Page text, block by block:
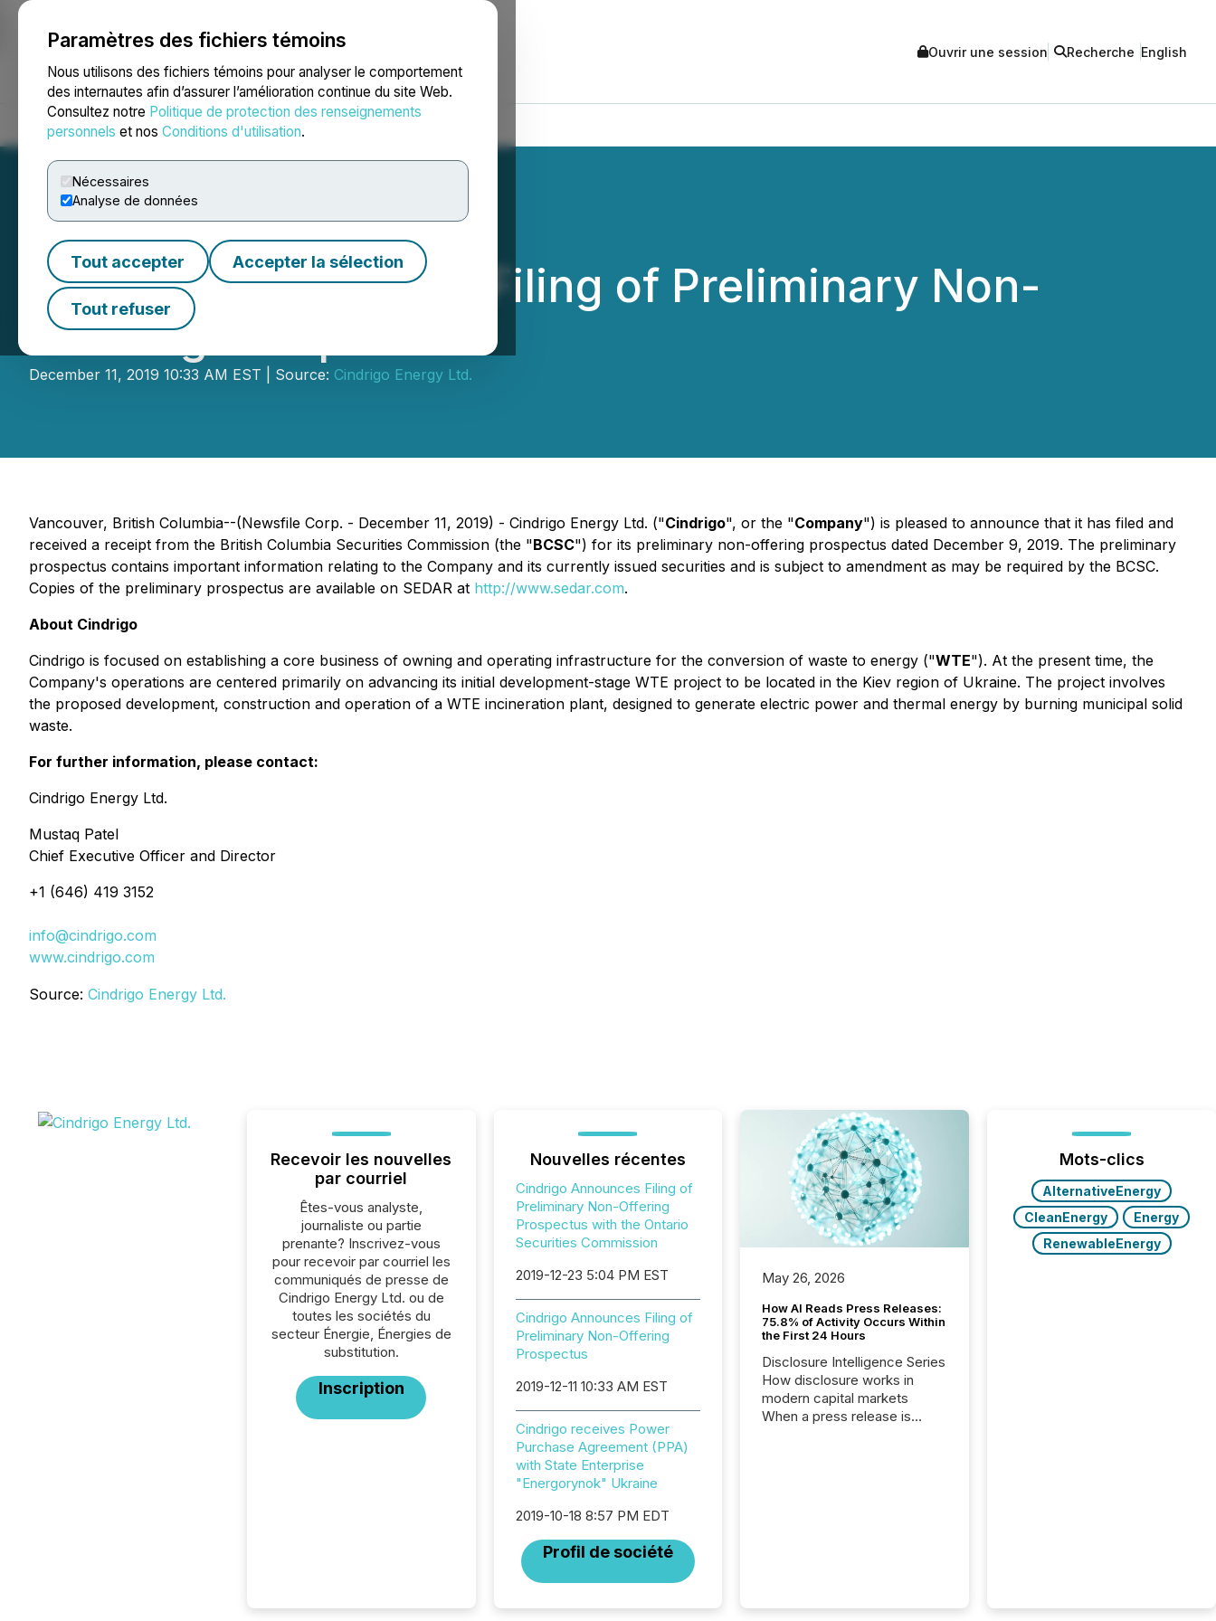
Paramètres des fichiers témoins
Nous utilisons des fichiers témoins pour analyser le comportement
des internautes afin d’assurer l’amélioration continue du site Web.
Consultez notre Politique de protection des renseignements
personnels et nos Conditions d'utilisation.
Nécessaires
Analyse de données
Tout accepter Accepter la sélection
Tout refuser
NEWSFILE Ouvrir une session Recherche English
Accueil À propos Services Salle de presse Blogue
Cindrigo Announces Filing of Preliminary Non-
Offering Prospectus
December 11, 2019 10:33 AM EST | Source: Cindrigo Energy Ltd.
Vancouver, British Columbia--(Newsfile Corp. - December 11, 2019) - Cindrigo Energy Ltd. ("Cindrigo", or the "Company") is pleased to announce that it has filed and
received a receipt from the British Columbia Securities Commission (the "BCSC") for its preliminary non-offering prospectus dated December 9, 2019. The preliminary
prospectus contains important information relating to the Company and its currently issued securities and is subject to amendment as may be required by the BCSC.
Copies of the preliminary prospectus are available on SEDAR at http://www.sedar.com.
About Cindrigo
Cindrigo is focused on establishing a core business of owning and operating infrastructure for the conversion of waste to energy ("WTE"). At the present time, the
Company's operations are centered primarily on advancing its initial development-stage WTE project to be located in the Kiev region of Ukraine. The project involves
the proposed development, construction and operation of a WTE incineration plant, designed to generate electric power and thermal energy by burning municipal solid
waste.
For further information, please contact:
Cindrigo Energy Ltd.
Mustaq Patel
Chief Executive Officer and Director
+1 (646) 419 3152
info@cindrigo.com
www.cindrigo.com
Source: Cindrigo Energy Ltd.
Recevoir les nouvelles
par courriel
Êtes-vous analyste,
journaliste ou partie
prenante? Inscrivez-vous
pour recevoir par courriel les
communiqués de presse de
Cindrigo Energy Ltd. ou de
toutes les sociétés du
secteur Énergie, Énergies de
substitution.
Inscription
Nouvelles récentes
Cindrigo Announces Filing of
Preliminary Non-Offering
Prospectus with the Ontario
Securities Commission
2019-12-23 5:04 PM EST
Cindrigo Announces Filing of
Preliminary Non-Offering
Prospectus
2019-12-11 10:33 AM EST
Cindrigo receives Power
Purchase Agreement (PPA)
with State Enterprise
"Energorynok" Ukraine
2019-10-18 8:57 PM EDT
Profil de société
May 26, 2026
How AI Reads Press Releases:
75.8% of Activity Occurs Within
the First 24 Hours
Disclosure Intelligence Series
How disclosure works in
modern capital markets
When a press release is
Mots-clics
AlternativeEnergy
CleanEnergy
Energy
RenewableEnergy